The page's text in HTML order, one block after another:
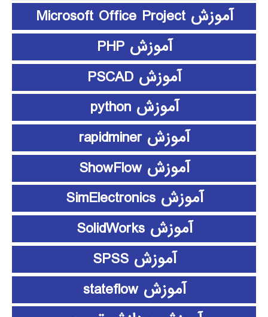
آموزش Microsoft Office Project
آموزش PHP
آموزش PSCAD
آموزش python
آموزش rapidminer
آموزش ShowFlow
آموزش SimElectronics
آموزش SolidWorks
آموزش SPSS
آموزش stateflow